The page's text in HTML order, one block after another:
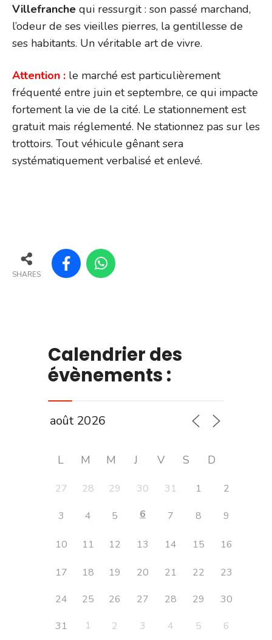
Villefranche qui ressurgit : son passé marchand,
l’odeur de ses vieilles pierres, la gentillesse de
ses habitants. Un véritable art de vivre.
Attention : le marché est particulièrement
fréquenté entre juin et septembre, ce qui impacte
fortement la vie de la cité. Le stationnement est
gratuit mais réglementé. Ne stationnez pas sur les
trottoirs. Tout véhicule gênant sera
systématiquement verbalisé et enlevé.
SHARES
Calendrier des
évènements :
L M M J V S D
27 28 29 30 31 1 2
3 4 5 6 7 8 9
10 11 12 13 14 15 16
17 18 19 20 21 22
23
24
25 26 27 28 29
30
31
1 2 3 4 5 6